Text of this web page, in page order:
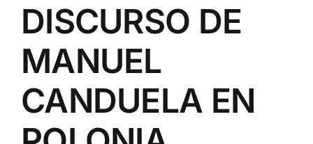
DISCURSO DE
MANUEL
CANDUELA EN